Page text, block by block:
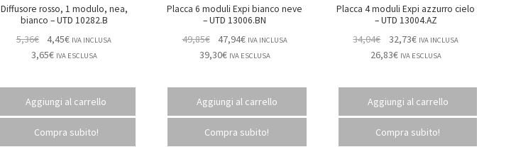
Diffusore rosso, 1 modulo, nea,
bianco – UTD 10282.B
5,36€ 4,45€ IVA INCLUSA
3,65€ IVA ESCLUSA
Aggiungi al carrello
Compra subito!
Placca 6 moduli Expi bianco neve
– UTD 13006.BN
49,85€ 47,94€ IVA INCLUSA
39,30€ IVA ESCLUSA
Aggiungi al carrello
Compra subito!
Placca 4 moduli Expi azzurro cielo
– UTD 13004.AZ
34,04€ 32,73€ IVA INCLUSA
26,83€ IVA ESCLUSA
Aggiungi al carrello
Compra subito!